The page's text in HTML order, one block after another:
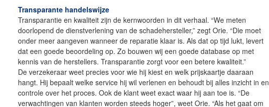
Transparante handelswijze
Transparantie en kwaliteit zijn de kernwoorden in dit verhaal. “We meten
doorlopend de dienstverlening van de schadehersteller,” zegt Orie. “Die moet
onder meer aangeven wanneer de reparatie klaar is. Als dat op tijd lukt, levert
dat een goede beoordeling op. Zo bouwen wij een goede database op met
kennis van de herstellers. Transparantie zorgt voor een betere kwaliteit.”
De verzekeraar weet precies voor wie hij kiest en welk prijskaartje daaraan
hangt. Hij bepaalt welke service hij wil verlenen en behoudt bij alles inzicht in en
controle over het proces. Ook de klant weet exact waar hij aan toe is. “De
verwachtingen van klanten worden steeds hoger”, weet Orie. “Als het gaat om